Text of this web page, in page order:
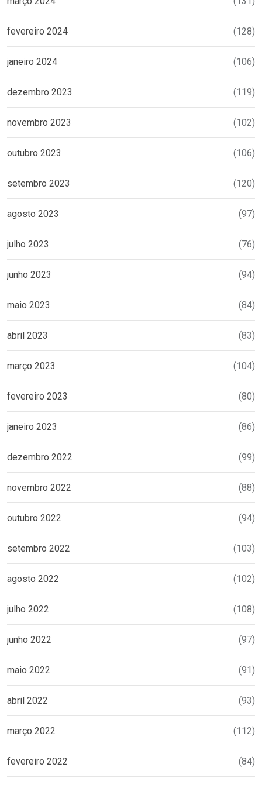
fevereiro 2024 (128)
janeiro 2024 (106)
dezembro 2023 (119)
novembro 2023 (102)
outubro 2023 (106)
setembro 2023 (120)
agosto 2023 (97)
julho 2023 (76)
junho 2023 (94)
maio 2023 (84)
abril 2023 (83)
março 2023 (104)
fevereiro 2023 (80)
janeiro 2023 (86)
dezembro 2022 (99)
novembro 2022 (88)
outubro 2022 (94)
setembro 2022 (103)
agosto 2022 (102)
julho 2022 (108)
junho 2022 (97)
maio 2022 (91)
abril 2022 (93)
março 2022 (112)
fevereiro 2022 (84)